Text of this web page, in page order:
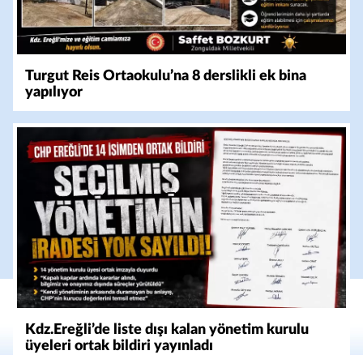
Turgut Reis Ortaokulu’na 8 derslikli ek bina
yapılıyor
Kdz.Ereğli’de liste dışı kalan yönetim kurulu
üyeleri ortak bildiri yayınladı